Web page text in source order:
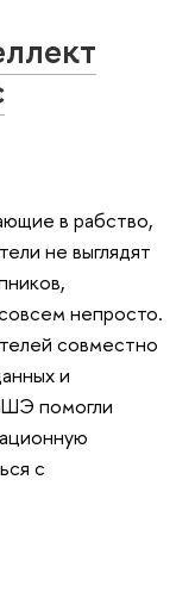
в рабство,
не выглядят
непросто.
совместно
и
помогли
с